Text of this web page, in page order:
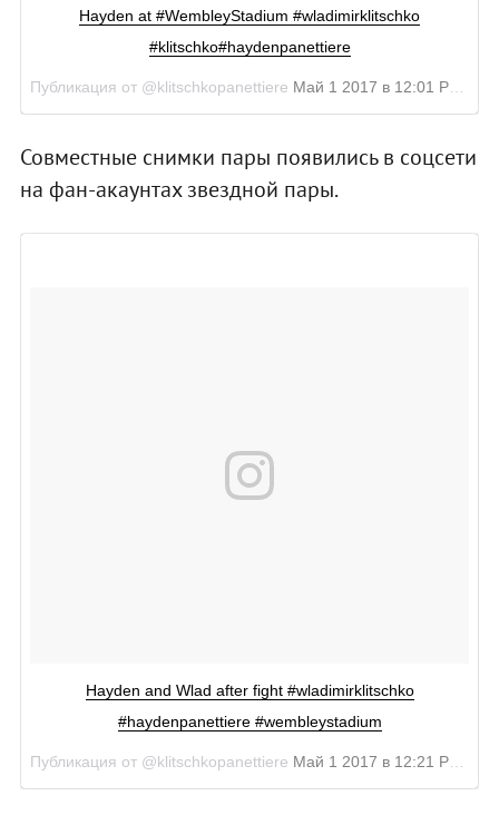
Hayden at #WembleyStadium #wladimirklitschko
#klitschko#haydenpanettiere
Публикация от @klitschkopanettiere Май 1 2017 в 12:01 PDT
Совместные снимки пары появились в соцсети
на фан-акаунтах звездной пары.
Hayden and Wlad after fight #wladimirklitschko
#haydenpanettiere #wembleystadium
Публикация от @klitschkopanettiere Май 1 2017 в 12:21 PDT